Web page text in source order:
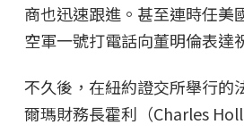
商也迅速跟進。甚至連時任美
空軍一號打電話向董明倫表達
不久後，在紐約證交所舉行的
爾瑪財務長霍利（Charles